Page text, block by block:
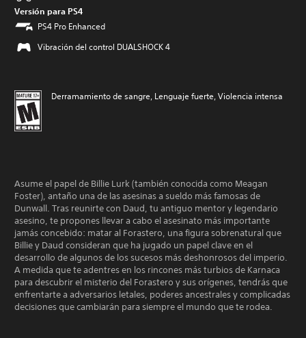
Versión para PS4
PS4 Pro Enhanced
Vibración del control DUALSHOCK 4
Derramamiento de sangre, Lenguaje fuerte, Violencia intensa
Asume el papel de Billie Lurk (también conocida como Meagan
Foster), antaño una de las asesinas a sueldo más famosas de
Dunwall. Tras reunirte con Daud, tu antiguo mentor y legendario
asesino, te propones llevar a cabo el asesinato más importante
jamás concebido: matar al Forastero, una figura sobrenatural que
Billie y Daud consideran que ha jugado un papel clave en el
desarrollo de algunos de los sucesos más deshonrosos del imperio.
A medida que te adentres en los rincones más turbios de Karnaca
para descubrir el misterio del Forastero y sus orígenes, tendrás que
enfrentarte a adversarios letales, poderes ancestrales y complicadas
decisiones que cambiarán para siempre el mundo que te rodea.